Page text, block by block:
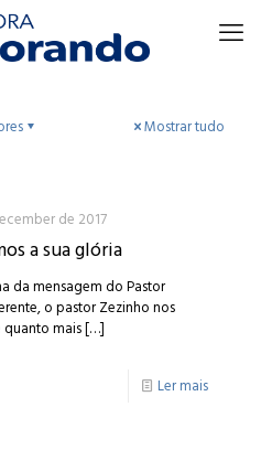
Mostrar tudo
de 2017
a sua glória
da mensagem do Pastor
o pastor Zezinho nos
mais[…]
Ler mais